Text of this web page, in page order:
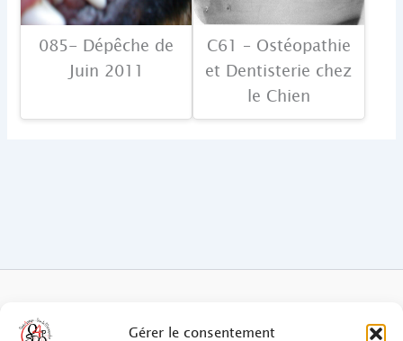
Gérer le consentement
085- Dépêche de
Juin 2011
C61 – Ostéopathie
et Dentisterie chez
le Chien